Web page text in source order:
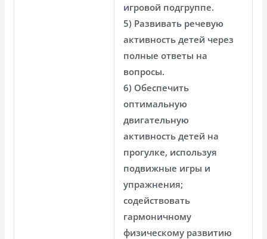
игровой подгруппе.
5) Развивать речевую
активность детей через
полные ответы на
вопросы.
6) Обеспечить
оптимальную
двигательную
активность детей на
прогулке, используя
подвижные игры и
упражнения;
содействовать
гармоничному
физическому развитию